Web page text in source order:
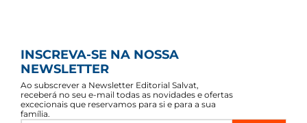
INSCREVA-SE NA NOSSA
NEWSLETTER
Ao subscrever a Newsletter Editorial Salvat,
receberá no seu e-mail todas as novidades e ofertas
excecionais que reservamos para si e para a sua
família.